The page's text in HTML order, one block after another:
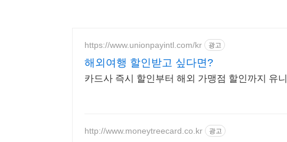
https://www.unionpayintl.com/kr 광고
해외여행 할인받고 싶다면?
카드사 즉시 할인부터 해외 가맹점 할인까지 유
http://www.moneytreecard.co.kr 광고